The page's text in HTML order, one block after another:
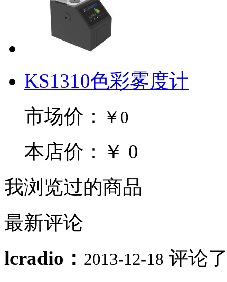
KS1310色彩雾度计
市场价：
￥0
本店价：￥ 0
我浏览过的商品
最新评论
lcradio： 2013-12-18 评论